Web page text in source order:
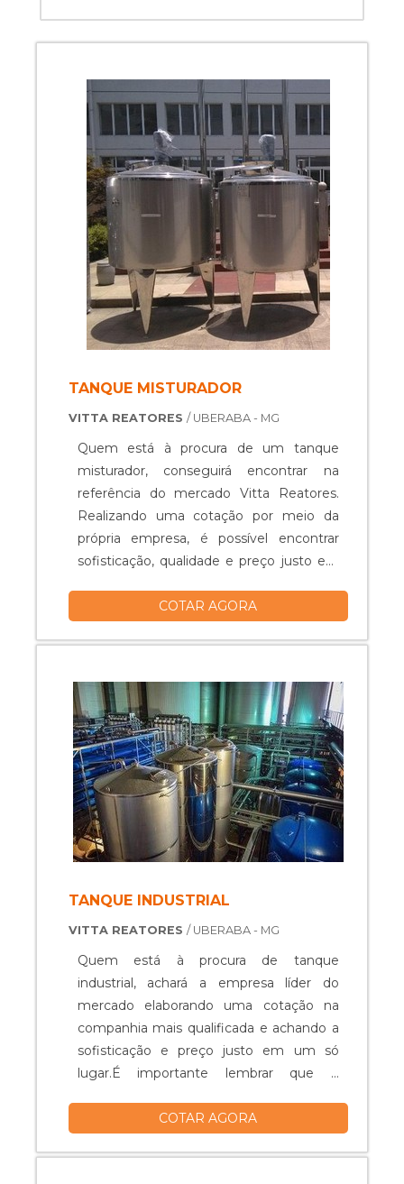
TANQUE MISTURADOR
VITTA REATORES / UBERABA - MG
Quem está à procura de um tanque
misturador, conseguirá encontrar na
referência do mercado Vitta Reatores.
Realizando uma cotação por meio da
própria empresa, é possível encontrar
sofisticação, qualidade e preço justo em
misturador, com os colaboradores da
benefício com equipamentos específicos
mais diversos tipos de prod...
COTAR AGORA
TANQUE INDUSTRIAL
VITTA REATORES / UBERABA - MG
Quem está à procura de tanque
industrial, achará a empresa líder do
mercado elaborando uma cotação na
companhia mais qualificada e achando a
sofisticação e preço justo em um só
lugar.É importante lembrar que o
empresas especializadas. Esse tipo de
durabilidade dos materiais, além de evitar
COTAR AGORA